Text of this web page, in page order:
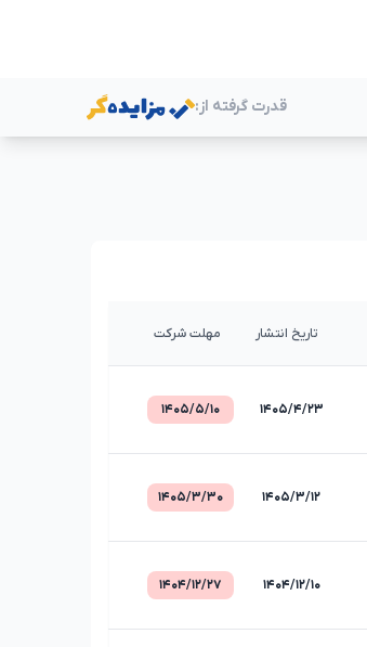
قدرت گرفته از:
تاریخ انتشار مهلت شرکت
۱۴۰۵/۴/۲۳ ۱۴۰۵/۵/۱۰
۱۴۰۵/۳/۱۲ ۱۴۰۵/۳/۳۰
۱۴۰۴/۱۲/۱۰ ۱۴۰۴/۱۲/۲۷